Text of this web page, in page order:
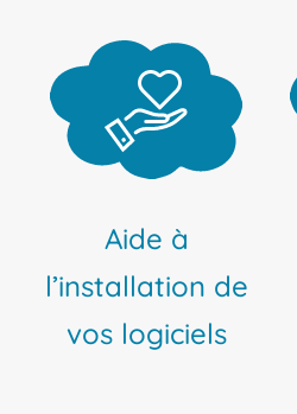
Aide à
l’installation de
vos logiciels